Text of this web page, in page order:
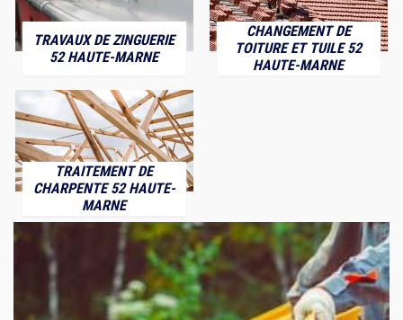
TRAVAUX DE ZINGUERIE
52 HAUTE-MARNE
CHANGEMENT DE
TOITURE ET TUILE 52
HAUTE-MARNE
TRAITEMENT DE
CHARPENTE 52 HAUTE-
MARNE